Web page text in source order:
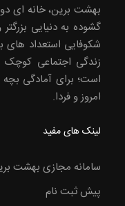
بهشت برین، خانه ای
گشوده به دنیایی
شکوفایی استعداد های
زندگی اجتماعی کوچک
است؛ برای آمادگی
امروز و فردا.
لینک های مفید
سامانه مجازی بهشت
پیش ثبت نام